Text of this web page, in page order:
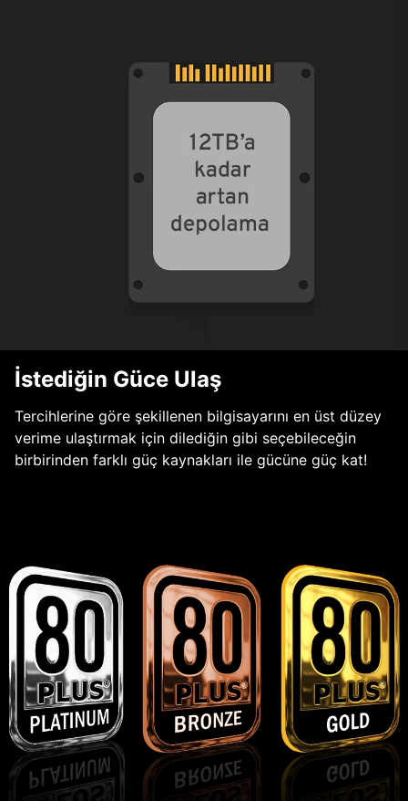
İstediğin Güce Ulaş
Tercihlerine göre şekillenen bilgisayarını en üst düzey
verime ulaştırmak için dilediğin gibi seçebileceğin
birbirinden farklı güç kaynakları ile gücüne güç kat!